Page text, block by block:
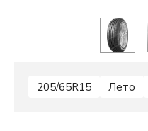
205/65R15 Лето